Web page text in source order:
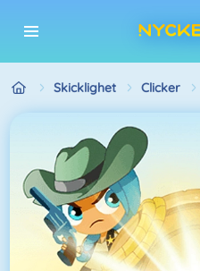
Skicklighet Clicker